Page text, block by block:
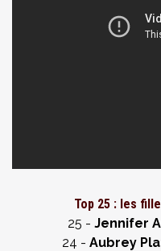
Top 25 : les
25 - Jennifer
24 - Aubrey